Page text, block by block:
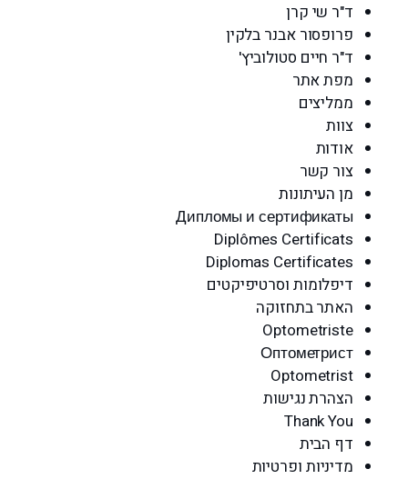
ד"ר שי קרן
פרופסור אבנר בלקין
ד"ר חיים סטולוביץ'
מפת אתר
ממליצים
צוות
אודות
צור קשר
מן העיתונות
Дипломы и сертификаты
Diplômes Certificats
Diplomas Certificates
דיפלומות וסרטיפיקטים
האתר בתחזוקה
Optometriste
Оптометрист
Optometrist
הצהרת נגישות
Thank You
דף הבית
מדיניות ופרטיות